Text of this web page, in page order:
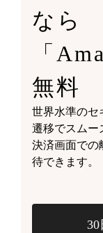
なら
「
無料
世界水準のセ
遷移でスムー
決済画面での
待できます。